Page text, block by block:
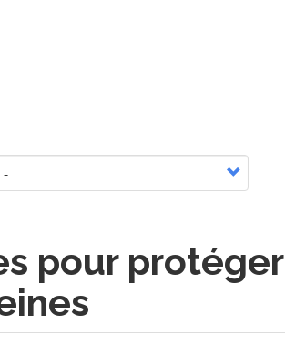
pour protéger